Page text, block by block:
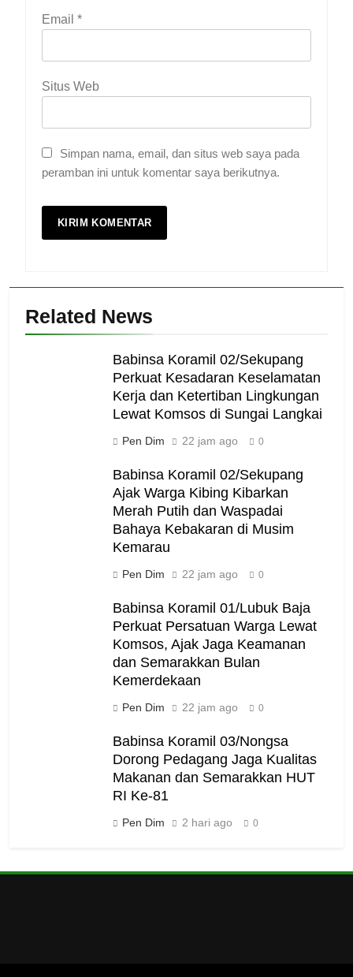
Email *
Situs Web
Simpan nama, email, dan situs web saya pada
peramban ini untuk komentar saya berikutnya.
Related News
Babinsa Koramil 02/Sekupang
Perkuat Kesadaran Keselamatan
Kerja dan Ketertiban Lingkungan
Lewat Komsos di Sungai Langkai
Pen Dim 22 jam ago 0
Babinsa Koramil 02/Sekupang
Ajak Warga Kibing Kibarkan
Merah Putih dan Waspadai
Bahaya Kebakaran di Musim
Kemarau
Pen Dim 22 jam ago 0
Babinsa Koramil 01/Lubuk Baja
Perkuat Persatuan Warga Lewat
Komsos, Ajak Jaga Keamanan
dan Semarakkan Bulan
Kemerdekaan
Pen Dim 22 jam ago 0
Babinsa Koramil 03/Nongsa
Dorong Pedagang Jaga Kualitas
Makanan dan Semarakkan HUT
RI Ke-81
Pen Dim 2 hari ago 0